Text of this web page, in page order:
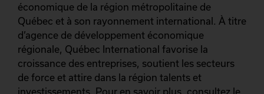
économique de la région métropolitaine de
Québec et à son rayonnement international. À titre
d’agence de développement économique
régionale, Québec International favorise la
croissance des entreprises, soutient les secteurs
de force et attire dans la région talents et
investissements. Pour en savoir plus, consultez le